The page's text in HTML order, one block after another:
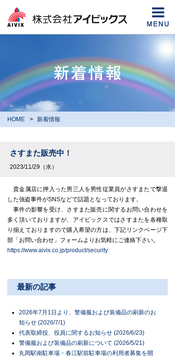
HOME 新着情報
さすまた販売中！
2023/11/29（水）
貴金属店に押入った男三人を男性従業員がさすまたで撃退
した強盗事件がSNSなどで話題となっております。
事件の影響を受け、さすまた販売に関するお問い合わせを
多く頂いておりますが、アイビックスではさすまたを各種取
り揃えておりますので購入希望の方は、下記リンクページ下
部「お問い合わせ」フォームよりお気軽にご連絡下さい。
https://www.aivix.co.jp/product/security
最新の記事
2026年7月1日より、警備服および装備品の刷新のお
知らせ (2026/7/1)
代表取締役、役員に関するお知らせ (2026/6/23)
警備服および装備品の刷新について (2026/5/21)
丸岡駅南駐車場・春江駅前駐車場の利用者募集を開